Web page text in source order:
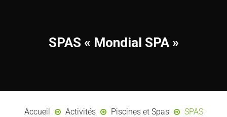
SPAS « Mondial SPA »
Accueil Activités Piscines et Spas
SPAS